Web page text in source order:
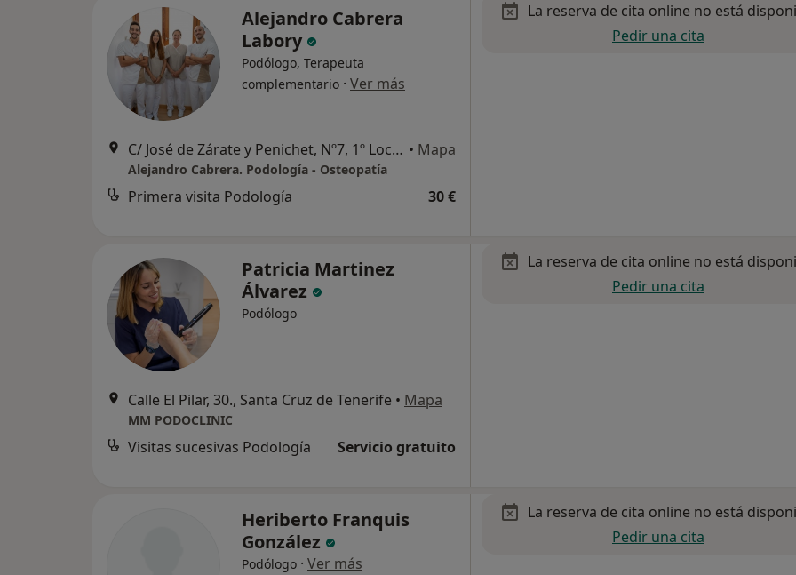
Alejandro Cabrera
Labory
Podólogo, Terapeuta
complementario · Ver más
C/ José de Zárate y Penichet, Nº7, 1º Local 3, Santa Cruz de Tenerife • Mapa
Alejandro Cabrera. Podología - Osteopatía
Primera visita Podología 30 €
La reserva de cita online no está
Pedir una cita
Patricia Martinez
Álvarez
Podólogo
Calle El Pilar, 30., Santa Cruz de Tenerife • Mapa
MM PODOCLINIC
Visitas sucesivas Podología Servicio gratuito
La reserva de cita online no está
Pedir una cita
Heriberto Franquis
González
Podólogo · Ver más
La reserva de cita online no está
Pedir una cita